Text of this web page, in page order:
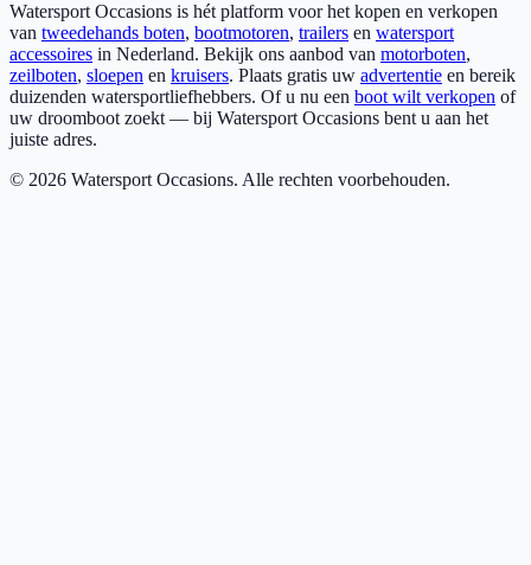
Watersport Occasions is hét platform voor het kopen en verkopen
van tweedehands boten, bootmotoren, trailers en watersport
accessoires in Nederland. Bekijk ons aanbod van motorboten,
zeilboten, sloepen en kruisers. Plaats gratis uw advertentie en bereik
duizenden watersportliefhebbers. Of u nu een boot wilt verkopen of
uw droomboot zoekt — bij Watersport Occasions bent u aan het
juiste adres.
© 2026 Watersport Occasions. Alle rechten voorbehouden.